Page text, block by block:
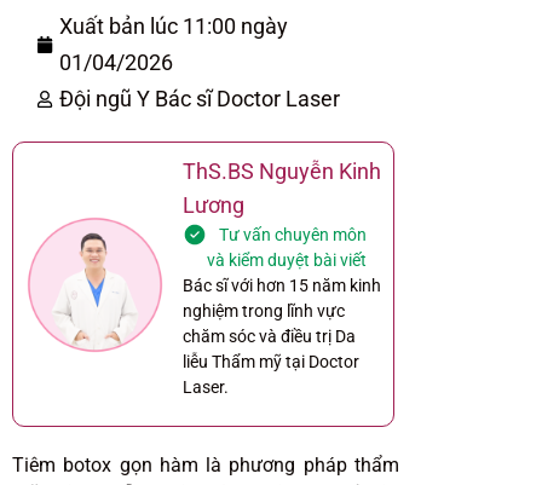
Xuất bản lúc 11:00 ngày
01/04/2026
Đội ngũ Y Bác sĩ Doctor Laser
ThS.BS Nguyễn Kinh
Lương
Tư vấn chuyên môn
và kiểm duyệt bài viết
Bác sĩ với hơn 15 năm kinh
nghiệm trong lĩnh vực
chăm sóc và điều trị Da
liễu Thẩm mỹ tại Doctor
Laser.
Tiêm botox gọn hàm là phương pháp thẩm